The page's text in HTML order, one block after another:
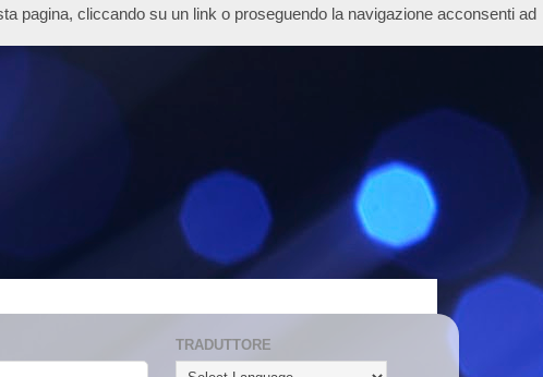
TRADUTTORE
pagina, cliccando su un link o proseguendo la navigazione acconsenti ad